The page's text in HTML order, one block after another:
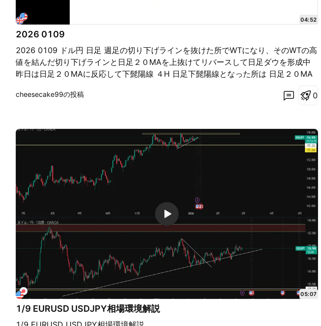
2026 0109
2026 0109 ドル円 日足 週足の切り下げラインを抜けた所でWTになり、そのWTの高
値を結んだ切り下げラインと日足２０MAを上抜けてリバースして日足ダウを形成中
昨日は日足２０MAに反応して下髭陽線 ４H 日足下髭陽線となった所は 日足２０MA
て、４Hダウ高値にいる状態 この高値を上抜けてリバーサルし一旦は日足の切り下げ
支えられてる所を見て、４H高値のリバーサルを確認、Lエントリー 日足切り下げラ
インの抵抗が強ければ、１Hダウ安値を抜けていると思ったので、４Hダウ高値の下支
えの強さを見て、日足の切り下げラインは抜けると予想した。 ユロドル 日足 週足の
ボックスの中のC波を日足で見ると９波にならずに７波の安値と日足２０MAまで押し
ている 三尊にはならなかった。 昨日は、左肩になる予定だった安値を下抜いた日足
的には下目線で戻りを待ちたい所だけど、直近のWBのネックと挟まれているので、
やりづらいと見てWBのネックを下割り始めた。 ポンドル 日足 直近のアップトレンド
のダウの勢いは１１波になるかも状態 週足のレジスタンスライン付近でもあるし日足
ダウの勢いも弱まりそうで狙いづらい中、１１波を形成した 日足の高値をちょっと抜
けて、安値くらいまで価格が下がっている。 調整波になるかも？と、予想していた
中、１１波実体安値と日足２０MAを下割った。 振り返り ユロ円の方が日足水平線と
日足TLが綺麗だったから入ったが、その後、チャンスになったニュジ円の方が下落し
た。残念。相関なのか、反応されやすい２強なのか？この場合、２通貨持っても良か
ったのではないのか？
04:52
cheesecake99の投稿 0
1/9 EURUSD USDJPY相場環境解説
05:07